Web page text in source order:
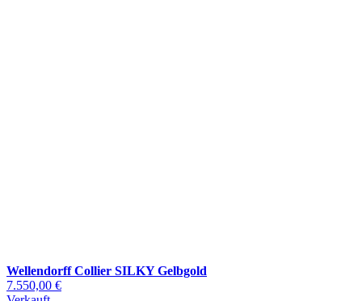
Wellendorff Collier SILKY Gelbgold
7.550,00 €